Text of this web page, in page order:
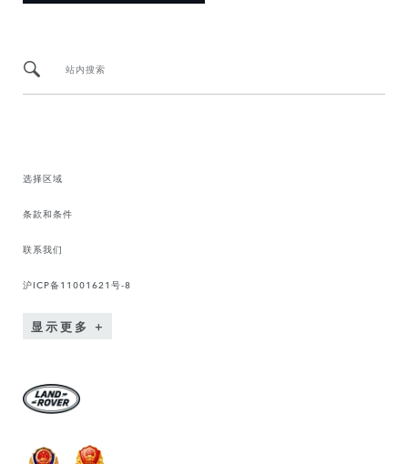
站内搜索
选择区域
条款和条件
联系我们
沪ICP备11001621号-8
显示更多